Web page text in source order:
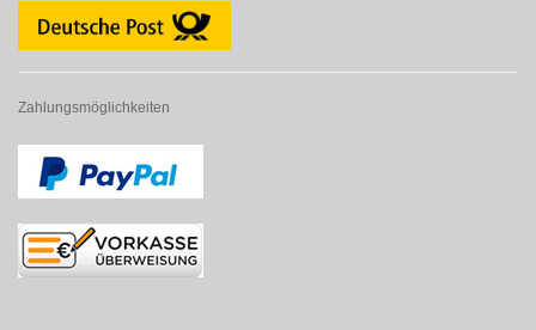
Zahlungsmöglichkeiten